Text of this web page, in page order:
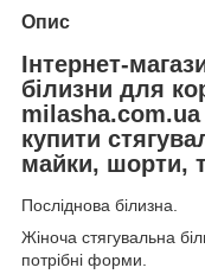
Опис
Інтернет-
білизни для
milasha.com.ua
купити
майки, шорти,
Посліднова білизна.
Жіноча стягувальна
потрібні форми.